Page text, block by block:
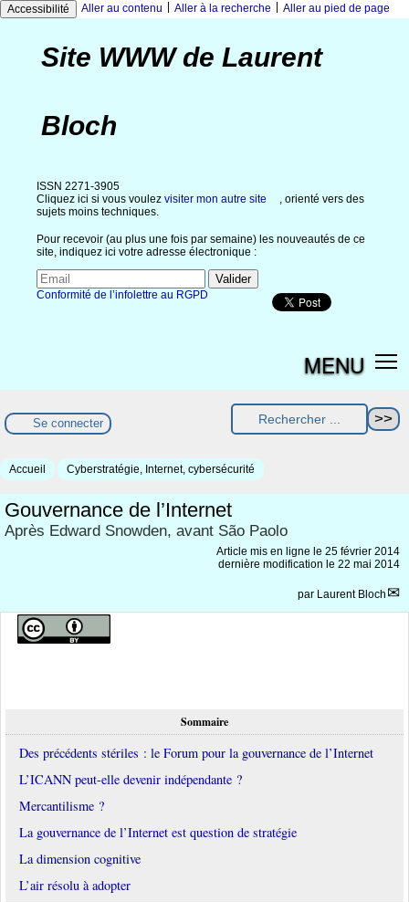
Accessibilité Aller au contenu Aller à la recherche Aller au pied de page
Site WWW de Laurent
Bloch
ISSN 2271-3905
Cliquez ici si vous voulez visiter mon autre site
, orienté vers des
sujets moins techniques.
Pour recevoir (au plus une fois par semaine) les nouveautés de ce
site, indiquez ici votre adresse électronique :
Conformité de l’infolettre au RGPD
MENU
Se connecter
Accueil Cyberstratégie, Internet, cybersécurité
Gouvernance de l’Internet
Après Edward Snowden, avant São Paolo
Article mis en ligne le 25 février 2014
dernière modification le 22 mai 2014
par Laurent Bloch
Sommaire
Des précédents stériles : le Forum pour la gouvernance de l’Internet
L’ICANN peut-elle devenir indépendante ?
Mercantilisme ?
La gouvernance de l’Internet est question de stratégie
La dimension cognitive
L’air résolu à adopter